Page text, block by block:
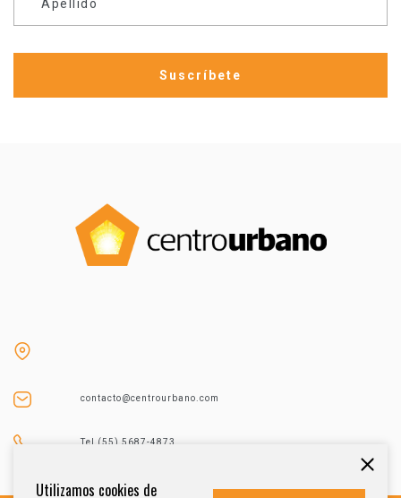
Apellido
contacto@centrourbano.com
Tel (55) 5687-4873
Utilizamos cookies de